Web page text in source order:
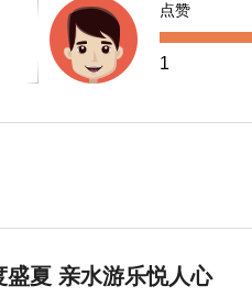
点赞
1
盛夏 亲水游乐悦人心